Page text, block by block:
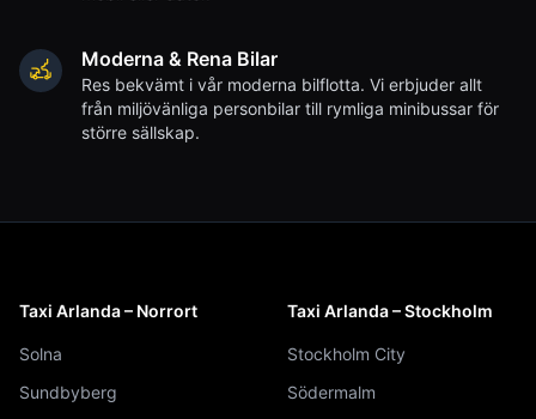
Moderna & Rena Bilar
Res bekvämt i vår moderna bilflotta. Vi erbjuder allt
från miljövänliga personbilar till rymliga minibussar för
större sällskap.
Taxi Arlanda – Norrort
Solna
Sundbyberg
Taxi Arlanda – Stockholm
Stockholm City
Södermalm